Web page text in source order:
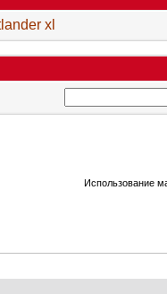
xl
Использование